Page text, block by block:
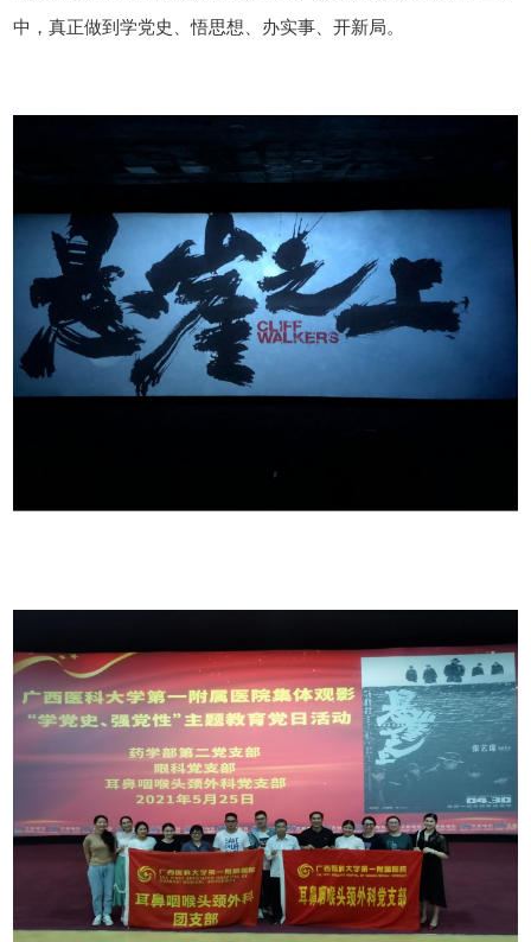
中，真正做到学党史、悟思想、办实事、开新局。